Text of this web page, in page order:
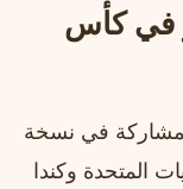
في كأس
في نسخة
الولايات المتحدة وكندا